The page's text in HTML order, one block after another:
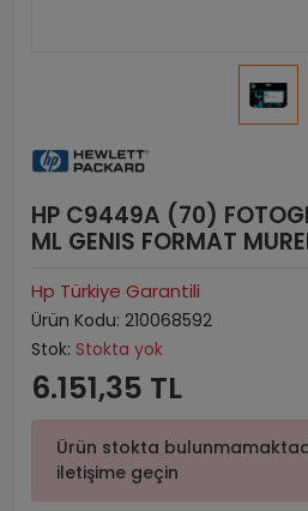
HP C9449A (70)
ML GENIS FORMAT
Hp Türkiye Garantili
Ürün Kodu: 210068592
Stok: Stokta yok
6.151,35 TL
Ürün stokta
iletişime geçin